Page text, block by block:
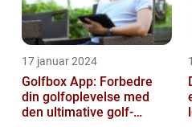
17 januar 2024
Golfbox App: Forbedre
din golfoplevelse med
den ultimative golf-